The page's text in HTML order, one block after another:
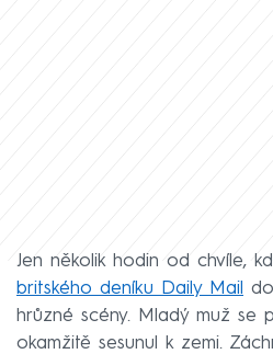
Jen několik hodin od chvíle,
britského deníku Daily Mail
hrůzné scény. Mladý muž se
okamžitě sesunul k zemi.